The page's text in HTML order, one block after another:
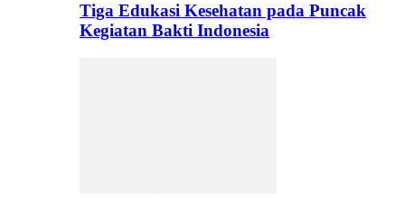
Tiga Edukasi Kesehatan pada Puncak
Kegiatan Bakti Indonesia